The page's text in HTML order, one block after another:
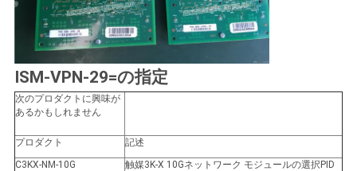
ラ
イ
バ
シ
ISM-VPN-29=の指定
次のプロダクトに興味が
あるかもしれません
プロダクト
記述
C3KX-NM-10G
触媒3K-X 10Gネットワーク モジュールの選択PID